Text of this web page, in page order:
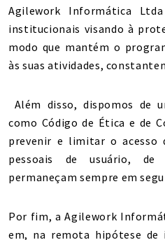
Agilework Informática
institucionais visando à
modo que mantém o
às suas atividades,
Além disso, dispomos de
como Código de Ética e de
prevenir e limitar o acesso
pessoais de usuário,
permaneçam sempre em
Por fim, a Agilework
em, na remota hipótese de